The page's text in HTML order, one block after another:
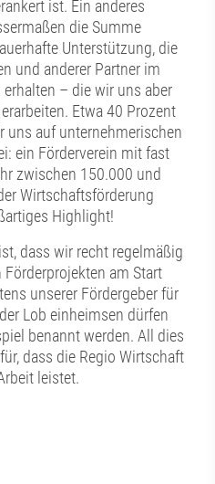
ist. Ein anderes
die Summe
Unterstützung, die
und anderer Partner im
– die wir uns aber
Etwa 40 Prozent
uns auf unternehmerischen
ein Förderverein mit fast
zwischen 150.000 und
Wirtschaftsförderung
Highlight!
dass wir recht regelmäßig
am Start
unserer Fördergeber für
Lob einheimsen dürfen
benannt werden. All dies
dass die Regio Wirtschaft
leistet.